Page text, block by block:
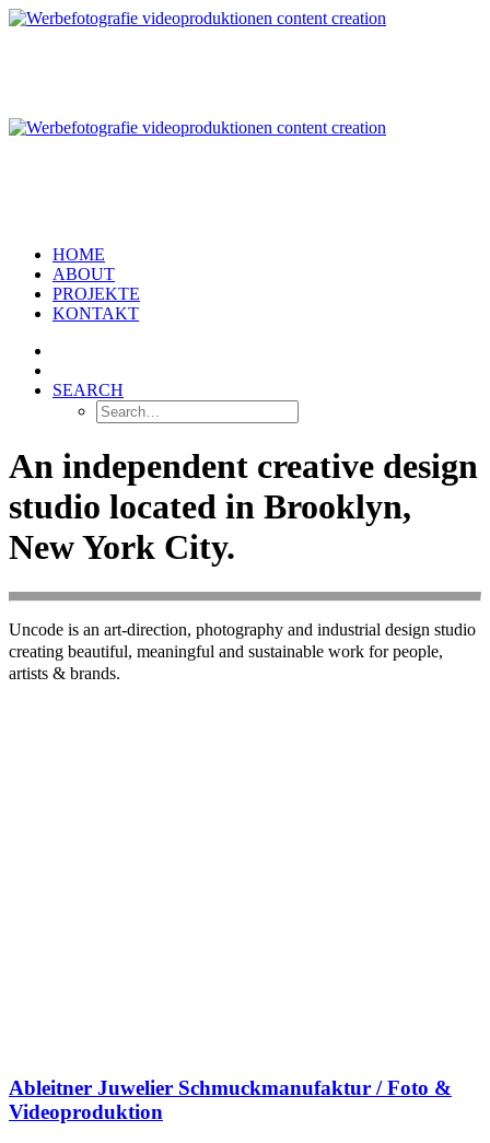
HOME
ABOUT
PROJEKTE
KONTAKT
SEARCH
An independent creative design
studio located in Brooklyn,
New York City.
Uncode is an art-direction, photography and industrial design studio
creating beautiful, meaningful and sustainable work for people,
artists & brands.
Ableitner Juwelier Schmuckmanufaktur / Foto &
Videoproduktion